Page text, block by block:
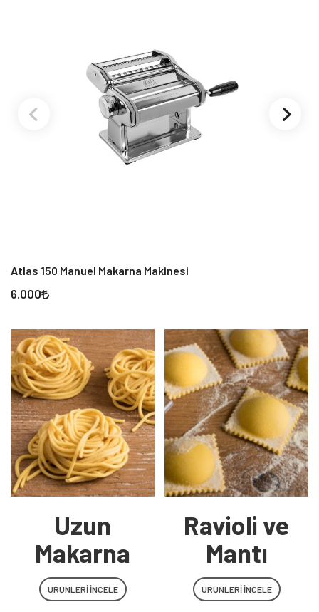
Atlas 150 Manuel Makarna Makinesi
6.000
Uzun
Makarna
ÜRÜNLERI İNCELE
Ravioli ve
Mantı
ÜRÜNLERI İNCELE